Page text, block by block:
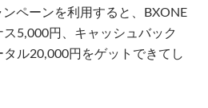
ペーンを利用すると、BXONE
5,000円、キャッシュバック
ル20,000円をゲットできてし